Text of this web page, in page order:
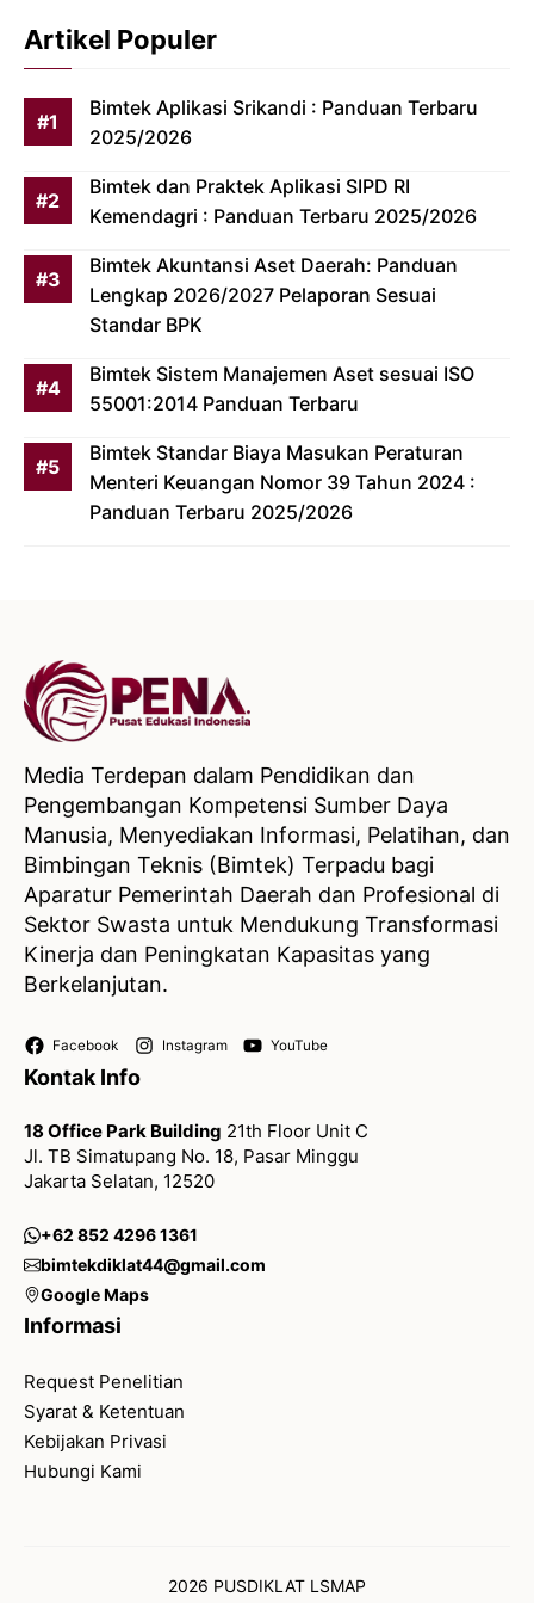
Artikel Populer
Bimtek Aplikasi Srikandi : Panduan Terbaru
2025/2026
Bimtek dan Praktek Aplikasi SIPD RI
Kemendagri : Panduan Terbaru 2025/2026
Bimtek Akuntansi Aset Daerah: Panduan
Lengkap 2026/2027 Pelaporan Sesuai
Standar BPK
Bimtek Sistem Manajemen Aset sesuai ISO
55001:2014 Panduan Terbaru
Bimtek Standar Biaya Masukan Peraturan
Menteri Keuangan Nomor 39 Tahun 2024 :
Panduan Terbaru 2025/2026
Media Terdepan dalam Pendidikan dan
Pengembangan Kompetensi Sumber Daya
Manusia, Menyediakan Informasi, Pelatihan, dan
Bimbingan Teknis (Bimtek) Terpadu bagi
Aparatur Pemerintah Daerah dan Profesional di
Sektor Swasta untuk Mendukung Transformasi
Kinerja dan Peningkatan Kapasitas yang
Berkelanjutan.
Facebook Instagram YouTube
Kontak Info
18 Office Park Building 21th Floor Unit C
Jl. TB Simatupang No. 18, Pasar Minggu
Jakarta Selatan, 12520
+62 852 4296 1361
bimtekdiklat44@gmail.com
Google Maps
Informasi
Request Penelitian
Syarat & Ketentuan
Kebijakan Privasi
Hubungi Kami
2026 PUSDIKLAT LSMAP